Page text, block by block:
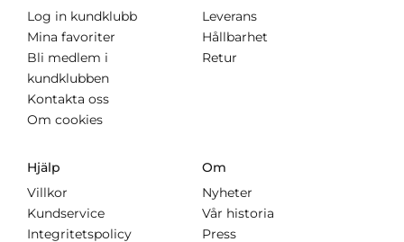
Log in kundklubb
Mina favoriter
Bli medlem i
kundklubben
Kontakta oss
Om cookies
Leverans
Hållbarhet
Retur
Hjälp
Villkor
Kundservice
Integritetspolicy
Om
Nyheter
Vår historia
Press